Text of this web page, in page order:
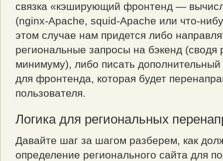
связка «кэширующий фронтенд —
(nginx-Apache, squid-Apache или что-
этом случае нам придется либо
региональные запросы на бэкенд (сводя
минимуму), либо писать дополнительный
для фронтенда, которая будет
пользователя.
Логика для региональных
Давайте шаг за шагом разберем, как
определение регионального сайта для